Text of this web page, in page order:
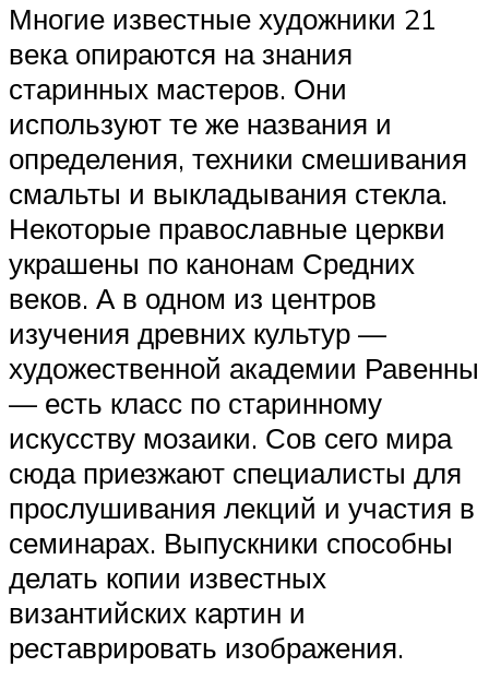
Многие известные художники 21
века опираются на знания
старинных мастеров. Они
используют те же названия и
определения, техники смешивания
смальты и выкладывания стекла.
Некоторые православные церкви
украшены по канонам Средних
веков. А в одном из центров
изучения древних культур —
художественной академии Равенны
— есть класс по старинному
искусству мозаики. Сов сего мира
сюда приезжают специалисты для
прослушивания лекций и участия в
семинарах. Выпускники способны
делать копии известных
византийских картин и
реставрировать изображения.